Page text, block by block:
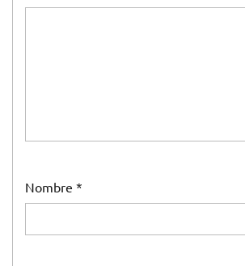
Nombre *